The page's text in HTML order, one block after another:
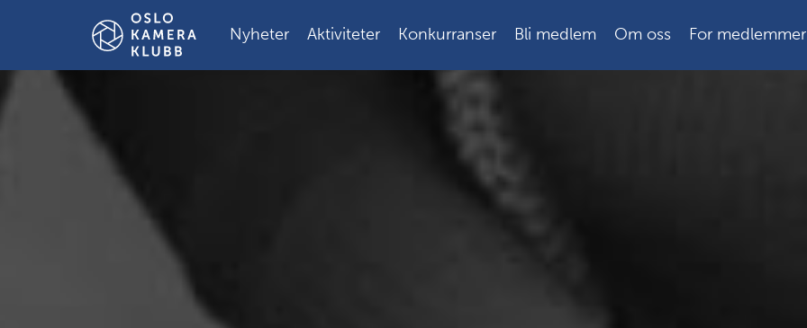
Nyheter Aktiviteter Konkurranser Bli medlem Om oss For medlemmer